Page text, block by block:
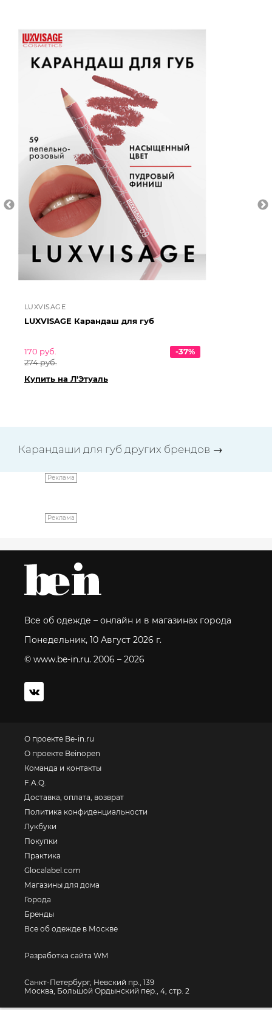
LUXVISAGE
LUXVISAGE Карандаш для губ
170 руб.
274 руб.
-37%
Купить на Л'Этуаль
Карандаши для губ других брендов →
Реклама
Реклама
Все об одежде – онлайн и в магазинах города
Понедельник, 10 Август 2026 г.
© www.be-in.ru. 2006 – 2026
О проекте Be-in.ru
О проекте Beinopen
Команда и контакты
F.A.Q.
Доставка, оплата, возврат
Политика конфиденциальности
Лукбуки
Покупки
Практика
Glocalabel.com
Магазины для дома
Города
Бренды
Все об одежде в Москве
Разработка сайта WM
Санкт-Петербург, Невский пр., 139
Москва, Большой Ордынский пер., 4, стр. 2